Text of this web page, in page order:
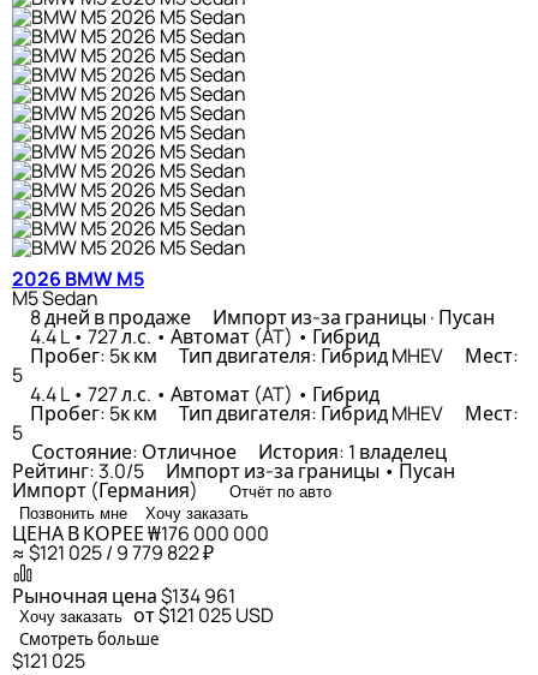
2026 BMW M5
M5 Sedan
8 дней в продаже Импорт из-за границы · Пусан
4.4 L • 727 л.с. • Автомат (AT) • Гибрид
Пробег: 5к км Тип двигателя: Гибрид MHEV Мест:
5
4.4 L • 727 л.с. • Автомат (AT) • Гибрид
Пробег: 5к км Тип двигателя: Гибрид MHEV Мест:
5
Состояние: Отличное История: 1 владелец
Рейтинг: 3.0/5 Импорт из-за границы • Пусан
Импорт (Германия)
Отчёт по авто
Позвонить мне
Хочу заказать
ЦЕНА В КОРЕЕ₩176 000 000
≈ $121 025 / 9 779 822 ₽
Рыночная цена$134 961
Хочу заказать от $121 025USD
Смотреть больше
$121 025